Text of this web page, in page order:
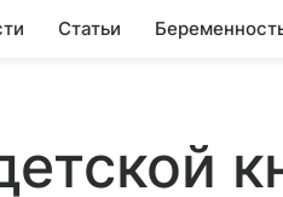
Статьи